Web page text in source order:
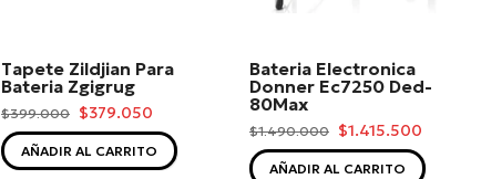
Tapete Zildjian Para
Bateria Zgigrug
$399.000 $379.050
AÑADIR AL CARRITO
Bateria Electronica
Donner Ec7250 Ded-
80Max
$1.490.000 $1.415.500
AÑADIR AL CARRITO